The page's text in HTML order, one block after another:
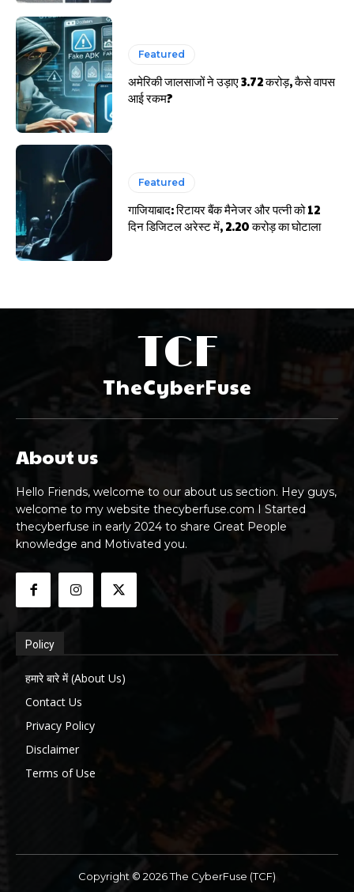
Featured
अमेरिकी जालसाजों ने उड़ाए 3.72 करोड़, कैसे वापस
आई रकम?
Featured
गाजियाबाद: रिटायर बैंक मैनेजर और पत्नी को 12
दिन डिजिटल अरेस्ट में, 2.20 करोड़ का घोटाला
TCF
TheCyberFuse
About us
Hello Friends, welcome to our about us section. Hey guys,
welcome to my website thecyberfuse.com I Started
thecyberfuse in early 2024 to share Great People
knowledge and Motivated you.
Policy
हमारे बारे में (About Us)
Contact Us
Privacy Policy
Disclaimer
Terms of Use
Copyright © 2026 The CyberFuse (TCF)